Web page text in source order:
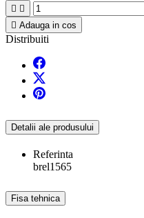
 
 Adauga in cos
Distribuiti
Detalii ale produsului
Referinta
brel1565
Fisa tehnica